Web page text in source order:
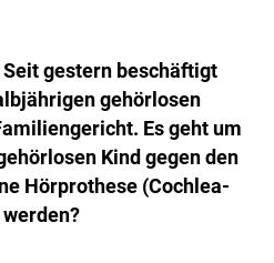
gestern beschäftigt
gehörlosen
Es geht um
Kind gegen den
Hörprothese (Cochlea-